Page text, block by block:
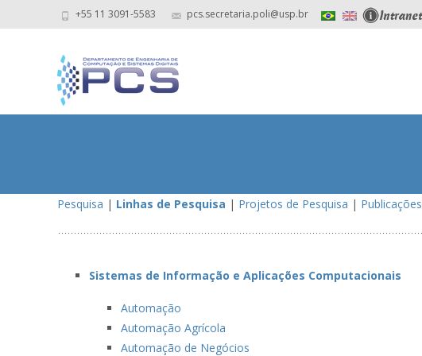
+55 11 3091-5583 pcs.secretaria.poli@usp.br
Pesquisa | Linhas de Pesquisa | Projetos de Pesquisa | Publicações
Sistemas de Informação e Aplicações Computacionais
Automação
Automação Agrícola
Automação de Negócios